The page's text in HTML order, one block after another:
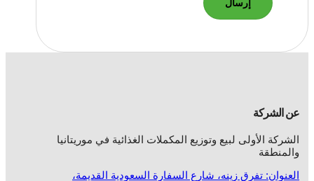
عن الشركة
الشركة الأولى لبيع وتوزيع المكملات الغذائية في موريتانيا
والمنطقة
العنوان: تفرق زينه، شارع السفارة السعودية القديمة،